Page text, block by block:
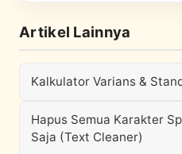
Artikel Lainnya
Kalkulator Varians &
Hapus Semua Karakter
Saja (Text Cleaner)